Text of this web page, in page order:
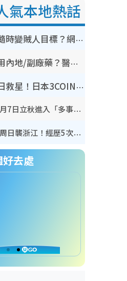
氣本地熱話
裝修拆鐵閘隨時變賊人目標？網民揭2大關鍵用途：裝新式等於白裝？附新舊鐵閘分別
網傳公院改用內地/副廠藥？醫生拆解正副廠分別 揭4類人換藥隨時出事
怕蟲人士夏日救星！日本3COINS爆紅驅蟲神器$45起 1招「全程免觸碰」輕鬆搞定小強
立秋2026｜8月7日立秋進入「多事之秋」 3件事唔做得！專家教6招開運 清枱頭／銀包納氣接好運
颱風白海豚料周日襲浙江！經歷5次「眼牆置換」極罕見 成登陸內地最長途颱風
好去處